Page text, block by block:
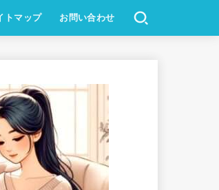
トマップ お問い合わせ